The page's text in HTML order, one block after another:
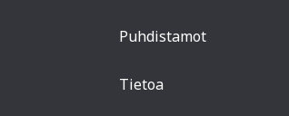
Puhdistamot
Tietoa